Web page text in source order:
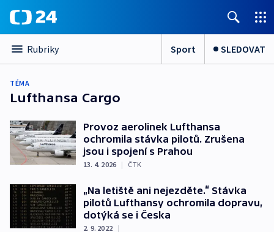
Rubriky Sport SLEDOVAT
TÉMA
Lufthansa Cargo
Provoz aerolinek Lufthansa
ochromila stávka pilotů. Zrušena
jsou i spojení s Prahou
13. 4. 2026 | ČTK
„Na letiště ani nejezděte.“ Stávka
pilotů Lufthansy ochromila dopravu,
dotýká se i Česka
2. 9. 2022 |